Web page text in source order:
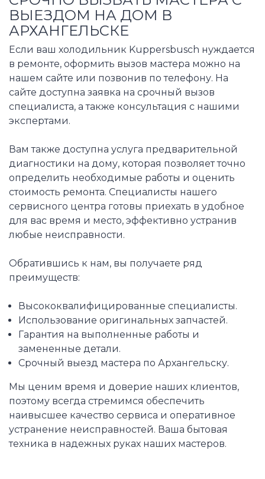
ВЫЕЗДОМ НА ДОМ В
АРХАНГЕЛЬСКЕ
Если ваш холодильник Kuppersbusch нуждается
в ремонте, оформить вызов мастера можно на
нашем сайте или позвонив по телефону. На
сайте доступна заявка на срочный вызов
специалиста, а также консультация с нашими
экспертами.
Вам также доступна услуга предварительной
диагностики на дому, которая позволяет точно
определить необходимые работы и оценить
стоимость ремонта. Специалисты нашего
сервисного центра готовы приехать в удобное
для вас время и место, эффективно устранив
любые неисправности.
Обратившись к нам, вы получаете ряд
преимуществ:
Высококвалифицированные специалисты.
Использование оригинальных запчастей.
Гарантия на выполненные работы и
замененные детали.
Срочный выезд мастера по Архангельску.
Мы ценим время и доверие наших клиентов,
поэтому всегда стремимся обеспечить
наивысшее качество сервиса и оперативное
устранение неисправностей. Ваша бытовая
техника в надежных руках наших мастеров.